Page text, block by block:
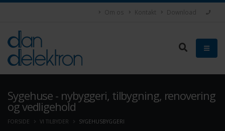
Om os Kontakt Download
Sygehuse - nybyggeri, tilbygning, renovering
og vedligehold
FORSIDE VI TILBYDER SYGEHUSBYGGERI